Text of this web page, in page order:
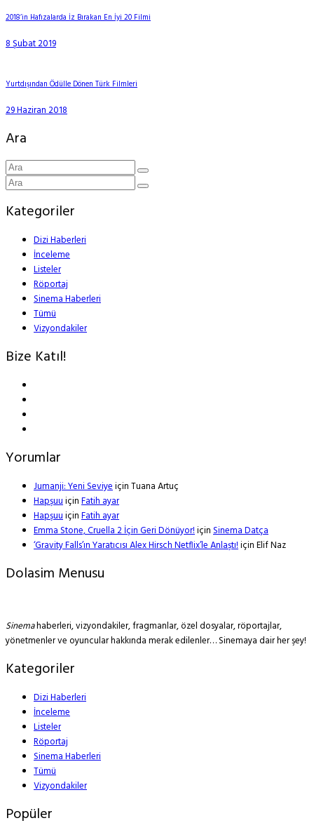
2018’in Hafızalarda İz Bırakan En İyi 20 Filmi
8 Şubat 2019
Yurtdışından Ödülle Dönen Türk Filmleri
29 Haziran 2018
Ara
Kategoriler
Dizi Haberleri
İnceleme
Listeler
Röportaj
Sinema Haberleri
Tümü
Vizyondakiler
Bize Katıl!
Yorumlar
Jumanji: Yeni SeviyeiçinTuana Artuç
HapşuuiçinFatih ayar
HapşuuiçinFatih ayar
Emma Stone, Cruella 2 İçin Geri Dönüyor!içinSinema Datça
‘Gravity Falls’ın Yaratıcısı Alex Hirsch Netflix’le Anlaştı!içinElif Naz
Dolasim Menusu
Sinemahaberleri, vizyondakiler, fragmanlar, özel dosyalar, röportajlar,
yönetmenler ve oyuncular hakkında merak edilenler… Sinemaya dair her şey!
Kategoriler
Dizi Haberleri
İnceleme
Listeler
Röportaj
Sinema Haberleri
Tümü
Vizyondakiler
Popüler